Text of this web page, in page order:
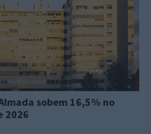
sobem 16,5% no
2026